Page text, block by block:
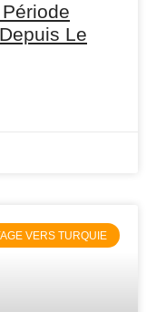
Le
VERS TURQUIE